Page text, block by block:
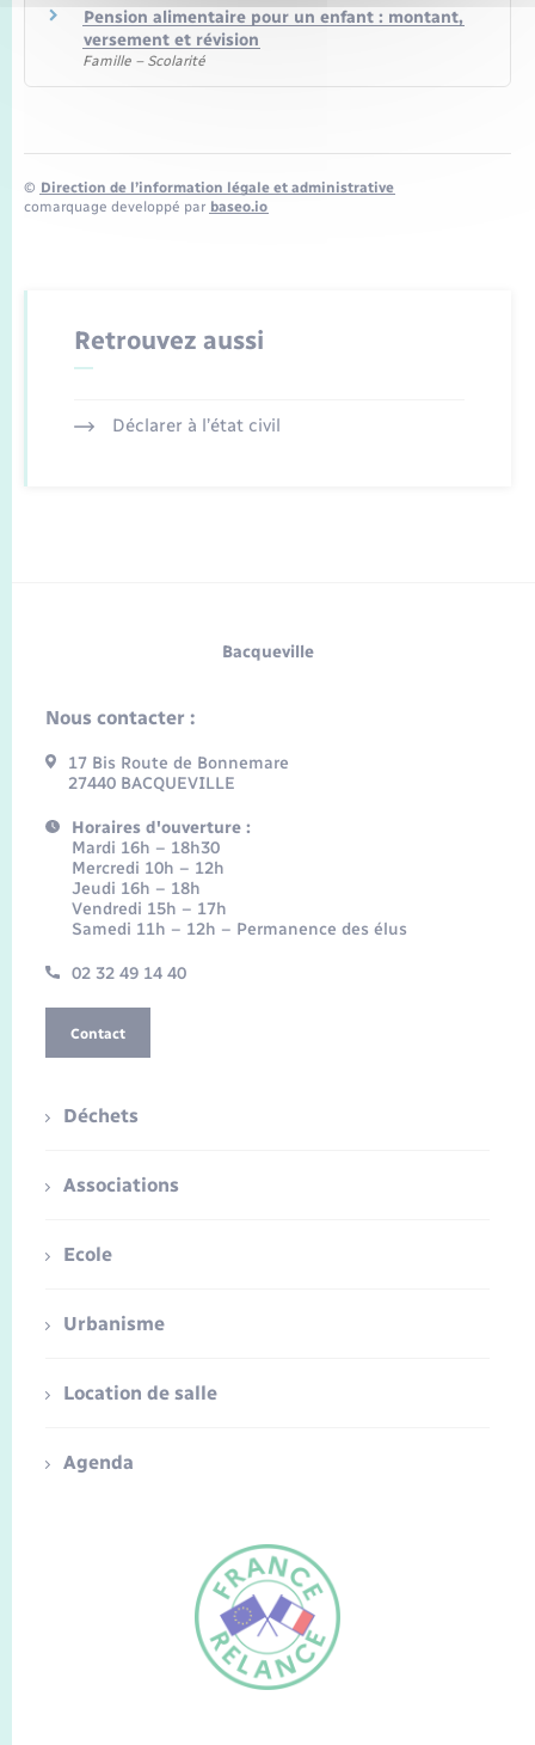
FR
Pension alimentaire pour un enfant : montant,
versement et révision
Famille – Scolarité
© Direction de l’information légale et administrative
comarquage developpé par baseo.io
Retrouvez aussi
Déclarer à l’état civil
Bacqueville
Nous contacter :
17 Bis Route de Bonnemare
27440 BACQUEVILLE
Horaires d'ouverture :
Mardi 16h – 18h30
Mercredi 10h – 12h
Jeudi 16h – 18h
Vendredi 15h – 17h
Samedi 11h – 12h – Permanence des élus
02 32 49 14 40
Contact
Déchets
Associations
Ecole
Urbanisme
Location de salle
Agenda